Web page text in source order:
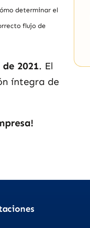
determinar el
flujo de
2021. El
íntegra de